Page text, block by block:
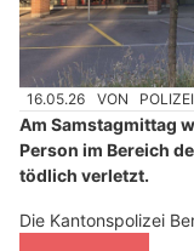
16.05.26 VON
Am Samstagmittag
Person im Bereich
tödlich verletzt.
Die Kantonspolizei